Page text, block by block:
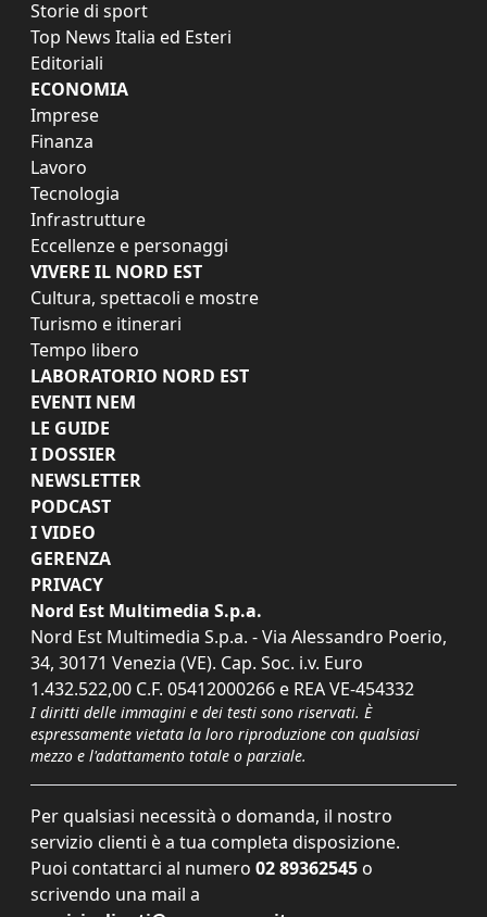
Storie di sport
Top News Italia ed Esteri
Editoriali
ECONOMIA
Imprese
Finanza
Lavoro
Tecnologia
Infrastrutture
Eccellenze e personaggi
VIVERE IL NORD EST
Cultura, spettacoli e mostre
Turismo e itinerari
Tempo libero
LABORATORIO NORD EST
EVENTI NEM
LE GUIDE
I DOSSIER
NEWSLETTER
PODCAST
I VIDEO
GERENZA
PRIVACY
Nord Est Multimedia S.p.a.
Nord Est Multimedia S.p.a. - Via Alessandro Poerio,
34, 30171 Venezia (VE). Cap. Soc. i.v. Euro
1.432.522,00 C.F. 05412000266 e REA VE-454332
I diritti delle immagini e dei testi sono riservati. È
espressamente vietata la loro riproduzione con qualsiasi
mezzo e l'adattamento totale o parziale.
Per qualsiasi necessità o domanda, il nostro
servizio clienti è a tua completa disposizione.
Puoi contattarci al numero 02 89362545 o
scrivendo una mail a